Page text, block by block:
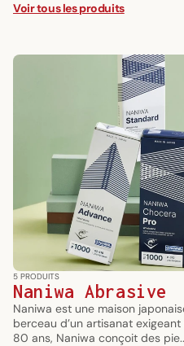
Voir tous les produits
5 PRODUITS
Naniwa Abrasive
Naniwa est une maison
berceau d’un artisanat
80 ans, Naniwa conçoit des